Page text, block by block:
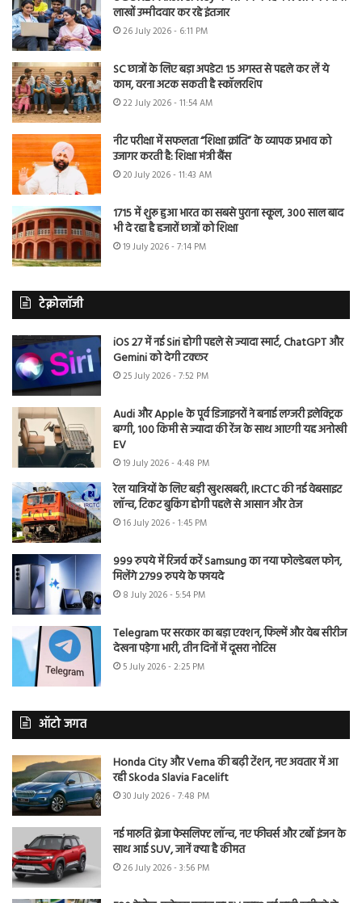
लाखों उम्मीदवार कर रहे इंतजार
26 July 2026 - 6:11 PM
SC छात्रों के लिए बड़ा अपडेट! 15 अगस्त से पहले कर लें ये
काम, वरना अटक सकती है स्कॉलरशिप
22 July 2026 - 11:54 AM
नीट परीक्षा में सफलता “शिक्षा क्रांति” के व्यापक प्रभाव को
उजागर करती है: शिक्षा मंत्री बैंस
20 July 2026 - 11:43 AM
1715 में शुरू हुआ भारत का सबसे पुराना स्कूल, 300 साल बाद
भी दे रहा है हजारों छात्रों को शिक्षा
19 July 2026 - 7:14 PM
टेक्नोलॉजी
iOS 27 में नई Siri होगी पहले से ज्यादा स्मार्ट, ChatGPT और
Gemini को देगी टक्कर
25 July 2026 - 7:52 PM
Audi और Apple के पूर्व डिजाइनरों ने बनाई लग्जरी इलेक्ट्रिक
बग्गी, 100 किमी से ज्यादा की रेंज के साथ आएगी यह अनोखी
EV
19 July 2026 - 4:48 PM
रेल यात्रियों के लिए बड़ी खुशखबरी, IRCTC की नई वेबसाइट
लॉन्च, टिकट बुकिंग होगी पहले से आसान और तेज
16 July 2026 - 1:45 PM
999 रुपये में रिजर्व करें Samsung का नया फोल्डेबल फोन,
मिलेंगे 2799 रुपये के फायदे
8 July 2026 - 5:54 PM
Telegram पर सरकार का बड़ा एक्शन, फिल्में और वेब सीरीज
देखना पड़ेगा भारी, तीन दिनों में दूसरा नोटिस
5 July 2026 - 2:25 PM
ऑटो जगत
Honda City और Verna की बढ़ी टेंशन, नए अवतार में आ
रही Skoda Slavia Facelift
30 July 2026 - 7:48 PM
नई मारुति ब्रेजा फेसलिफ्ट लॉन्च, नए फीचर्स और टर्बो इंजन के
साथ आई SUV, जानें क्या है कीमत
26 July 2026 - 3:56 PM